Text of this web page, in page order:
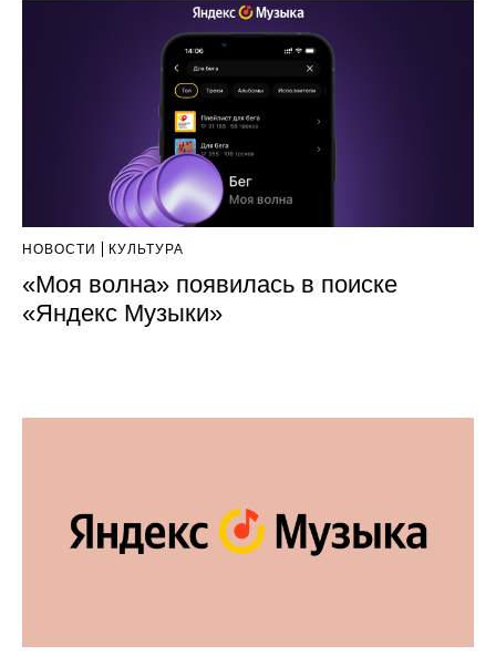
НОВОСТИ КУЛЬТУРА
«Моя волна» появилась в поиске
«Яндекс Музыки»